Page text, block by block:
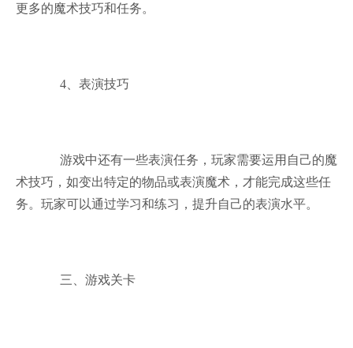
更多的魔术技巧和任务。
4、表演技巧
游戏中还有一些表演任务，玩家需要运用自己的魔
术技巧，如变出特定的物品或表演魔术，才能完成这些任
务。玩家可以通过学习和练习，提升自己的表演水平。
三、游戏关卡